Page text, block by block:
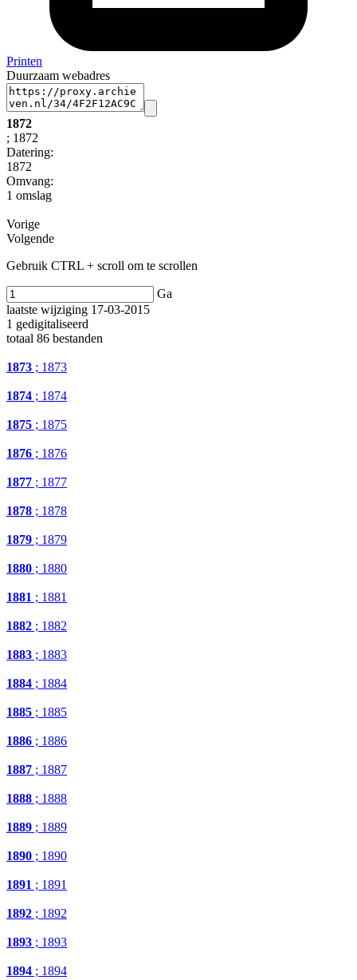
Printen
Duurzaam webadres
1872
; 1872
Datering:
1872
Omvang:
1 omslag
Vorige
Volgende
Gebruik CTRL + scroll om te scrollen
Ga
laatste wijziging 17-03-2015
1 gedigitaliseerd
totaal 86 bestanden
1873 ; 1873
1874 ; 1874
1875 ; 1875
1876 ; 1876
1877 ; 1877
1878 ; 1878
1879 ; 1879
1880 ; 1880
1881 ; 1881
1882 ; 1882
1883 ; 1883
1884 ; 1884
1885 ; 1885
1886 ; 1886
1887 ; 1887
1888 ; 1888
1889 ; 1889
1890 ; 1890
1891 ; 1891
1892 ; 1892
1893 ; 1893
1894 ; 1894